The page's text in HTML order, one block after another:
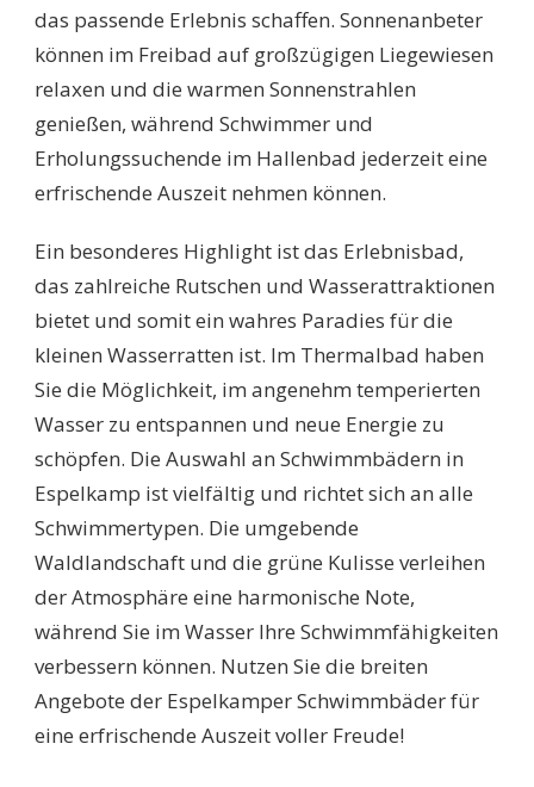
das passende Erlebnis schaffen. Sonnenanbeter
können im Freibad auf großzügigen Liegewiesen
relaxen und die warmen Sonnenstrahlen
genießen, während Schwimmer und
Erholungssuchende im Hallenbad jederzeit eine
erfrischende Auszeit nehmen können.
Ein besonderes Highlight ist das Erlebnisbad,
das zahlreiche Rutschen und Wasserattraktionen
bietet und somit ein wahres Paradies für die
kleinen Wasserratten ist. Im Thermalbad haben
Sie die Möglichkeit, im angenehm temperierten
Wasser zu entspannen und neue Energie zu
schöpfen. Die Auswahl an Schwimmbädern in
Espelkamp ist vielfältig und richtet sich an alle
Schwimmertypen. Die umgebende
Waldlandschaft und die grüne Kulisse verleihen
der Atmosphäre eine harmonische Note,
während Sie im Wasser Ihre Schwimmfähigkeiten
verbessern können. Nutzen Sie die breiten
Angebote der Espelkamper Schwimmbäder für
eine erfrischende Auszeit voller Freude!